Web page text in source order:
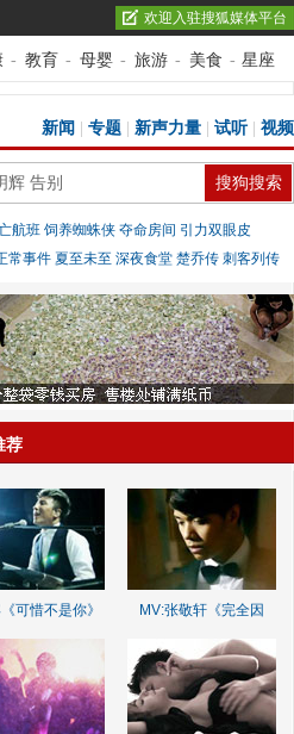
欢迎入驻搜狐媒体平台
- 教育 - 母婴 - 旅游 - 美食 - 星座
新闻 专题 新声力量 试听| 视频
航班 饲养蜘蛛侠 夺命房间 引力双眼皮
常事件 夏至未至 深夜食堂 楚乔传 刺客列传
荐
可惜不是你》
MV:张敬轩《完全因